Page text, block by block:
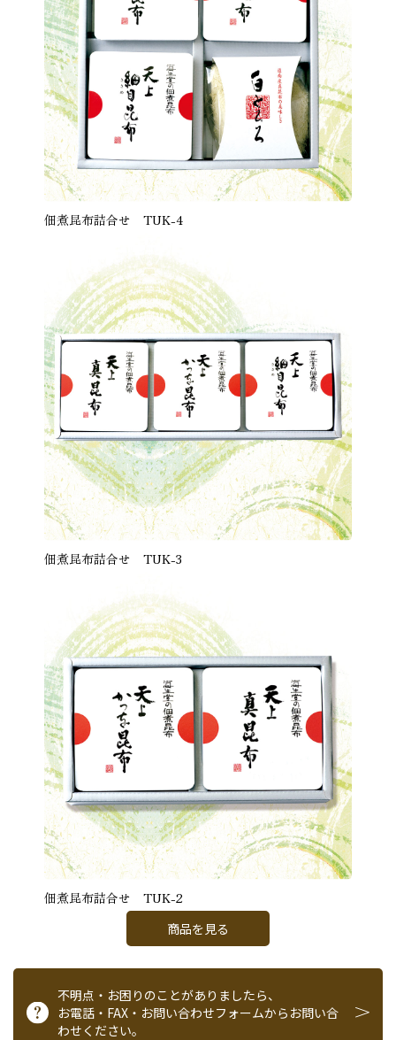
佃煮昆布詰合せ TUK-4
佃煮昆布詰合せ TUK-3
佃煮昆布詰合せ TUK-2
商品を見る
不明点・お困りのことがありましたら、
お電話・FAX・お問い合わせフォームからお問い合
わせください。